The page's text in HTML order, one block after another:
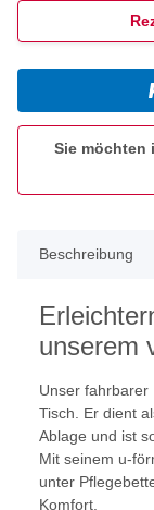
Sie möchten
Beschreibung
unserem
Unser fahrbarer
Tisch. Er dient
Ablage und ist
Mit seinem u-
unter
Komfort.